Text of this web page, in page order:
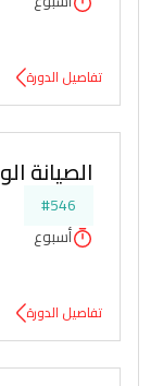
تفاصيل الدورة
الصيانة
#546
أسبوع
تفاصيل الدورة